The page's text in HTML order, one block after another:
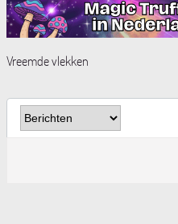
Vreemde vlekken